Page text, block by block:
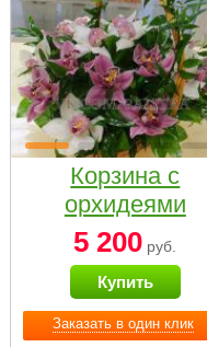
Заказать в один клик
Корзина с
орхидеями
малая
5 200 руб.
Купить